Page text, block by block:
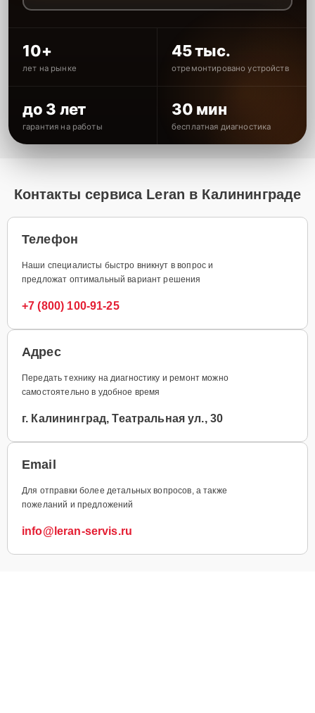
10+
лет на рынке
45 тыс.
отремонтировано устройств
до 3 лет
гарантия на работы
30 мин
бесплатная диагностика
Контакты сервиса Leran в Калининграде
Телефон
Наши специалисты быстро вникнут в вопрос и
предложат оптимальный вариант решения
+7 (800) 100-91-25
Адрес
Передать технику на диагностику и ремонт можно
самостоятельно в удобное время
г. Калининград, Театральная ул., 30
Email
Для отправки более детальных вопросов, а также
пожеланий и предложений
info@leran-servis.ru